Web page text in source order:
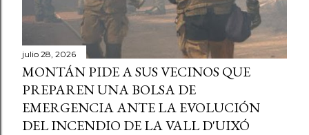
julio 28, 2026
MONTÁN PIDE A SUS VECINOS QUE
PREPAREN UNA BOLSA DE
EMERGENCIA ANTE LA EVOLUCIÓN
DEL INCENDIO DE LA VALL D'UIXÓ